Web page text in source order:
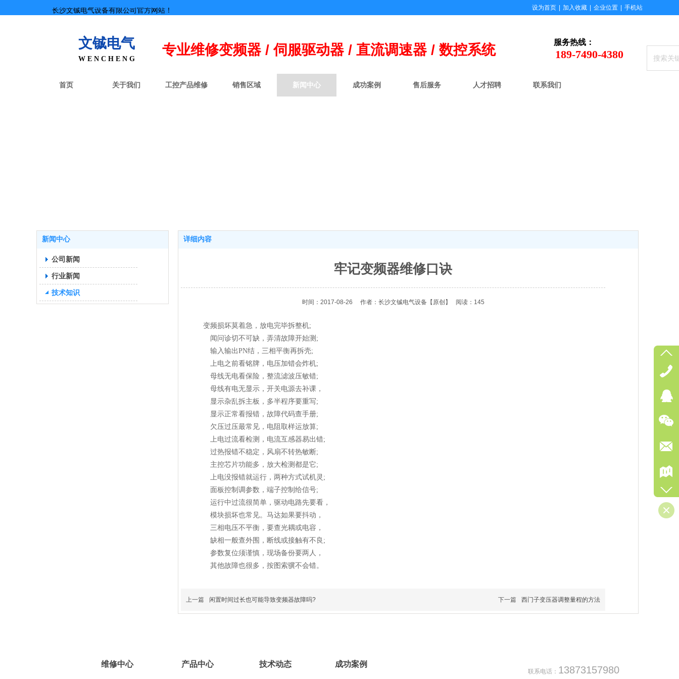
服务热线：
189-7490-4380
专业维修变频器 / 伺服驱动器 / 直流调速器 / 数控系统
长沙文铖电气设备有限公司官方网站！
文铖电气
W E N C H E N G
首页 关于我们 工控产品维修 销售区域 新闻中心 成功案例 售后服务 人才招聘 联系我们
设为首页 加入收藏 企业位置 手机站
新闻中心
公司新闻
行业新闻
技术知识
详细内容
牢记变频器维修口诀
时间：2017-08-26 作者：长沙文铖电气设备【原创】 阅读：145
变频损坏莫着急，放电完毕拆整机;
闻问诊切不可缺，弄清故障开始测;
输入输出PN结，三相平衡再拆壳;
上电之前看铭牌，电压加错会炸机;
母线无电看保险，整流滤波压敏错;
母线有电无显示，开关电源去补课，
显示杂乱拆主板，多半程序要重写;
显示正常看报错，故障代码查手册;
欠压过压最常见，电阻取样运放算;
上电过流看检测，电流互感器易出错;
过热报错不稳定，风扇不转热敏断;
主控芯片功能多，放大检测都是它;
上电没报错就运行，两种方式试机灵;
面板控制调参数，端子控制给信号;
运行中过流很简单，驱动电路先要看，
模块损坏也常见。马达如果要抖动，
三相电压不平衡，要查光耦或电容，
缺相一般查外围，断线或接触有不良;
参数复位须谨慎，现场备份要两人，
其他故障也很多，按图索骥不会错。
上一篇 闲置时间过长也可能导致变频器故障吗? 下一篇 西门子变压器调整量程的方法
维修中心 产品中心
联系电话： 13873157980
技术动态 成功案例